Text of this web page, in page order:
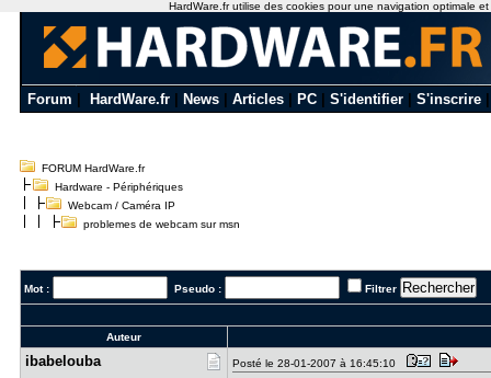
Forum HardWare.fr News Articles PC S'identifier S'inscrire
FORUM HardWare.fr
Hardware - Périphériques
Webcam / Caméra IP
problemes de webcam sur msn
Mot : Pseudo : Filtrer
Auteur
ibabelouba Posté le 28-01-2007 à 16:45:10
HardWare.fr utilise des cookies pour une navigation optimale